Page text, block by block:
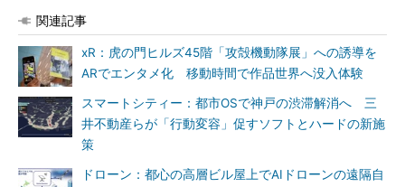
関連記事
xR：虎の門ヒルズ45階「攻殻機動隊展」への誘導を
ARでエンタメ化 移動時間で作品世界へ没入体験
スマートシティー：都市OSで神戸の渋滞解消へ 三
井不動産らが「行動変容」促すソフトとハードの新施
策
ドローン：都心の高層ビル屋上でAIドローンの遠隔自